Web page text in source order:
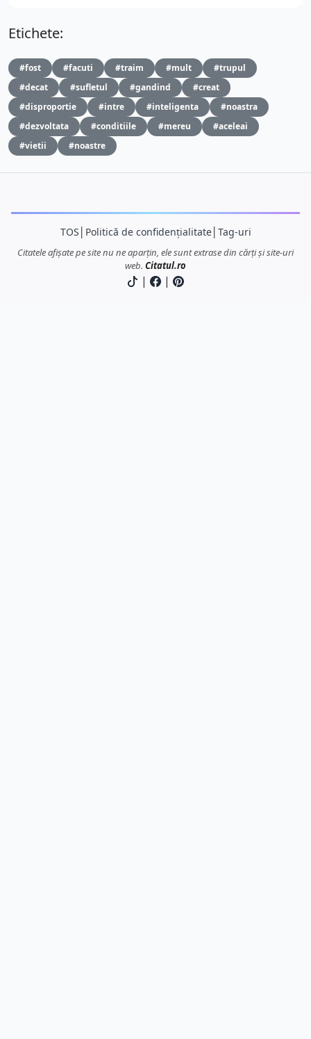
Etichete:
#fost #facuti #traim #mult
#trupul
#decat
#sufletul #gandind
#creat
#disproportie
#intre #inteligenta
#noastra
#dezvoltata
#conditiile #mereu
#aceleai
#vietii
#noastre
TOS Politică de confidențialitate│ Tag-uri
Citatele afișate pe site nu ne aparțin, ele sunt extrase din cărți și site-uri
web. Citatul.ro
| |